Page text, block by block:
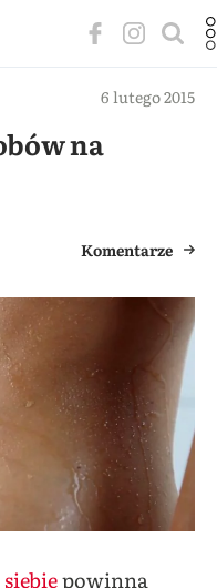
6 lutego 2015
na
Komentarze
powinna